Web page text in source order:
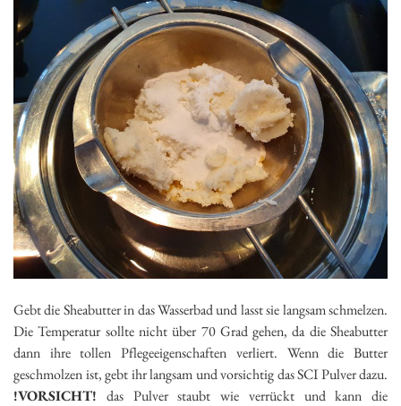
Gebt die Sheabutter in das Wasserbad und lasst sie langsam schmelzen.
Die Temperatur sollte nicht über 70 Grad gehen, da die Sheabutter
dann ihre tollen Pflegeeigenschaften verliert. Wenn die Butter
geschmolzen ist, gebt ihr langsam und vorsichtig das SCI Pulver dazu.
!VORSICHT! das Pulver staubt wie verrückt und kann die